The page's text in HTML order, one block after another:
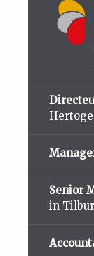
Senior
in